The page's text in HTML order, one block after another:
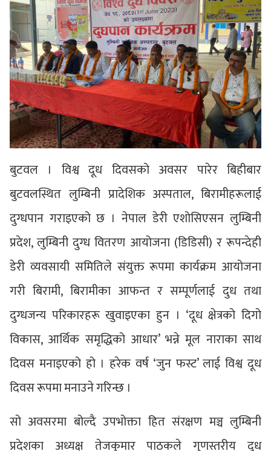
बुटवल । विश्व दूध दिवसको अवसर पारेर बिहीबार
बुटवलस्थित लुम्बिनी प्रादेशिक अस्पताल, बिरामीहरूलाई
दुग्धपान गराइएको छ । नेपाल डेरी एशोसिएसन लुम्बिनी
प्रदेश, लुम्बिनी दुग्ध वितरण आयोजना (डिडिसी) र रूपन्देही
डेरी व्यवसायी समितिले संयुक्त रूपमा कार्यक्रम आयोजना
गरी बिरामी, बिरामीका आफन्त र सम्पूर्णलाई दुध तथा
दुग्धजन्य परिकारहरू खुवाइएका हुन । ‘दूध क्षेत्रको दिगो
विकास, आर्थिक समृद्धिको आधार’ भन्ने मूल नाराका साथ
दिवस मनाइएको हो । हरेक वर्ष ‘जुन फस्ट’ लाई विश्व दूध
दिवस रूपमा मनाउने गरिन्छ ।
सो अवसरमा बोल्दै उपभोक्ता हित संरक्षण मञ्च लुम्बिनी
प्रदेशका अध्यक्ष तेजकुमार पाठकले गुणस्तरीय दूध